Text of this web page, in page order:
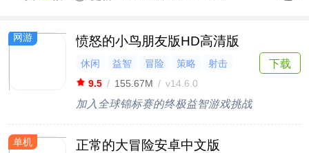
网游 愤怒的小鸟朋友版HD高清版
休闲 益智 冒险 策略
射击
9.5 / 155.67M / v14.6.0
加入全球锦标赛的终极益智游戏挑战
下载
单机 正常的大冒险安卓中文版